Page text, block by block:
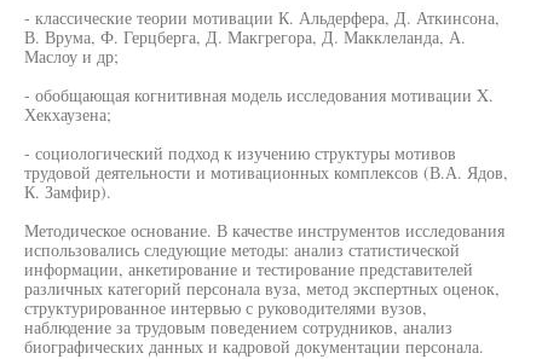
- классические теории мотивации К. Альдерфера, Д. Аткинсона,
В. Врума, Ф. Герцберга, Д. Макгрегора, Д. Макклеланда, А.
Маслоу и др;
- обобщающая когнитивная модель исследования мотивации X.
Хекхаузена;
- социологический подход к изучению структуры мотивов
трудовой деятельности и мотивационных комплексов (В.А. Ядов,
К. Замфир).
Методическое основание. В качестве инструментов исследования
использовались следующие методы: анализ статистической
информации, анкетирование и тестирование представителей
различных категорий персонала вуза, метод экспертных оценок,
структурированное интервью с руководителями вузов,
наблюдение за трудовым поведением сотрудников, анализ
биографических данных и кадровой документации персонала.